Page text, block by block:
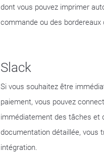
dont vous pouvez imprimer
commande ou des bordereaux
Slack
Si vous souhaitez être
paiement, vous pouvez
immédiatement des tâches et
documentation détaillée, vous
intégration.